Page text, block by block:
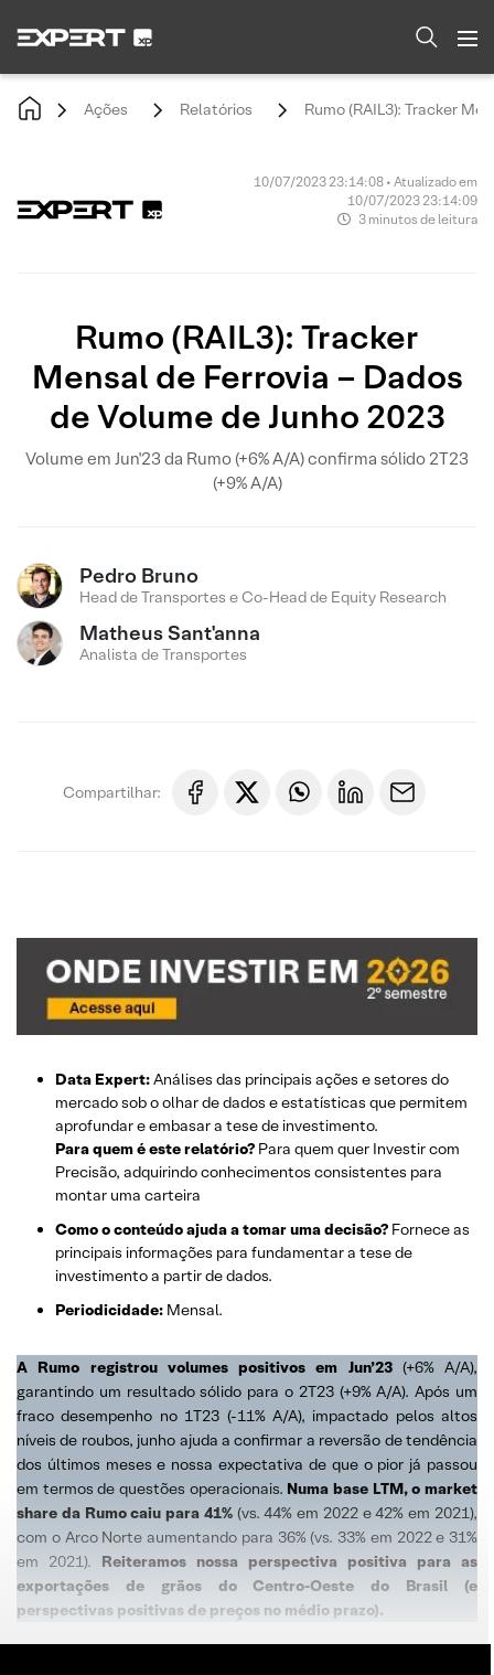
Ações Relatórios Rumo (RAIL3): Tracker
10/07/2023 23:14:08 • Atualizado em
10/07/2023 23:14:09
3 minutos de leitura
Rumo (RAIL3): Tracker
Mensal de Ferrovia – Dados
de Volume de Junho 2023
Volume em Jun'23 da Rumo (+6% A/A) confirma sólido 2T23
(+9% A/A)
Pedro Bruno
Head de Transportes e Co-Head de Equity Research
Matheus Sant'anna
Analista de Transportes
Compartilhar:
Data Expert:Análises das principais ações e setores do
mercado sob o olhar de dados e estatísticas que permitem
aprofundar e embasar a tese de investimento.
Para quem é este relatório? Para quem quer Investir com
Precisão, adquirindo conhecimentos consistentes para
montar uma carteira
Como o conteúdo ajuda a tomar uma decisão? Fornece as
principais informações para fundamentar a tese de
investimento a partir de dados.
Periodicidade: Mensal.
A Rumo registrou volumes positivos em Jun’23(+6% A/A),
garantindo um resultado sólido para o 2T23 (+9% A/A). Após um
fraco desempenho no 1T23 (-11% A/A), impactado pelos altos
níveis de roubos, junho ajuda a confirmar a reversão de tendência
dos últimos meses e nossa expectativa de que o pior já passou
em termos de questões operacionais. Numa base LTM, o market
share da Rumo caiu para 41%(vs. 44% em 2022 e 42% em 2021),
com o Arco Norte aumentando para 36% (vs. 33% em 2022 e 31%
em 2021). Reiteramos nossa perspectiva positiva para as
exportações de grãos do Centro-Oeste do Brasil (e
perspectivas positivas de preços no médio prazo).